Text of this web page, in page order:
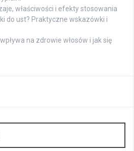
właściwości i efekty stosowania
do ust? Praktyczne wskazówki i
na zdrowie włosów i jak się